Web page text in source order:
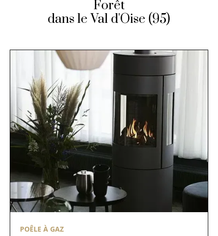
Forêt
dans le Val d'Oise (95)
POÊLE À GAZ